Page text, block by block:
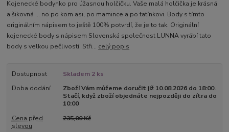
Kojenecké bodynko pro úžasnou holčičku. Vaše malá holčička je krásná
a šikovná ... no po kom asi, po mamince a po tatínkovi. Body s tímto
originálním nápisem to ještě 100% potvrdí, že je to tak. Originální
kojenecké body s nápisem Slovenská společnost LUNNA vyrábí tato
body s velkou pečlivostí. Stři... celý popis
Dostupnost
Skladem 2 ks
Doba dodání
Zboží Vám můžeme doručit již 10.08.2026 do 18:00.
Stačí, když zboží objednáte nejpozději do zítra do
10:00
Cena před
slevou
235,00 Kč